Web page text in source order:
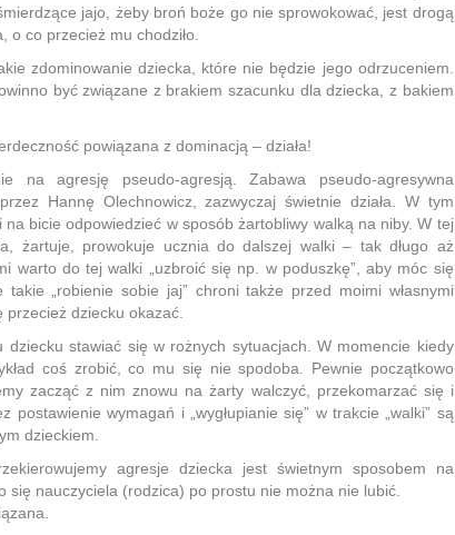
jajo, żeby broń boże go nie sprowokować, jest drogą
co przecież mu chodziło.
zdominowanie dziecka, które nie będzie jego odrzuceniem.
być związane z brakiem szacunku dla dziecka, z bakiem
powiązana z dominacją – działa!
na agresję pseudo-agresją. Zabawa pseudo-agresywna
Hannę Olechnowicz, zazwyczaj świetnie działa. W tym
bicie odpowiedzieć w sposób żartobliwy walką na niby. W tej
żartuje, prowokuje ucznia do dalszej walki – tak długo aż
warto do tej walki „uzbroić się np. w poduszkę”, aby móc się
„robienie sobie jaj” chroni także przed moimi własnymi
przecież dziecku okazać.
stawiać się w rożnych sytuacjach. W momencie kiedy
coś zrobić, co mu się nie spodoba. Pewnie początkowo
zacząć z nim znowu na żarty walczyć, przekomarzać się i
postawienie wymagań i „wygłupianie się” w trakcie „walki” są
dzieckiem.
agresje dziecka jest świetnym sposobem na
się nauczyciela (rodzica) po prostu nie można nie lubić.